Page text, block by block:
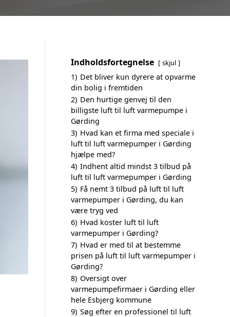
Indholdsfortegnelse skjul
1) Det bliver kun dyrere at opvarme
din bolig i fremtiden
2) Den hurtige genvej til den
billigste luft til luft varmepumpe i
Gørding
3) Hvad kan et firma med speciale i
luft til luft varmepumper i Gørding
hjælpe med?
4) Indhent altid mindst 3 tilbud på
luft til luft varmepumper i Gørding
5) Få nemt 3 tilbud på luft til luft
varmepumper i Gørding, du kan
være tryg ved
6) Hvad koster luft til luft
varmepumper i Gørding?
7) Hvad er med til at bestemme
prisen på luft til luft varmepumper i
Gørding?
8) Oversigt over
varmepumpefirmaer i Gørding eller
hele Esbjerg kommune
9) Søg efter en professionel til luft